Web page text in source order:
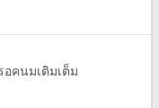
คนมเติมเต็ม